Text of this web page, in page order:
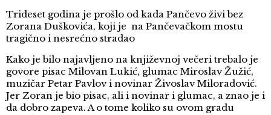
Trideset godina je prošlo od kada Pančevo živi bez
Zorana Duškovića, koji je na Pančevačkom mostu
tragično i nesrećno stradao
Kako je bilo najavljeno na književnoj večeri trebalo je
govore pisac Milovan Lukić, glumac Miroslav Žužić,
muzičar Petar Pavlov i novinar Živoslav Miloradović.
Jer Zoran je bio pisac, ali i novinar i glumac, a znao je i
da dobro zapeva. A o tome koliko su ovom gradu